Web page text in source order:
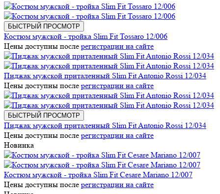
БЫСТРЫЙ ПРОСМОТР
Костюм мужской - тройка Slim Fit Tossaro 12/006
Цены доступны после регистрации на сайте
Пиджак мужской приталенный Slim Fit Antonio Rossi 12/034
Цены доступны после регистрации на сайте
БЫСТРЫЙ ПРОСМОТР
Пиджак мужской приталенный Slim Fit Antonio Rossi 12/034
Цены доступны после регистрации на сайте
Новинка
Костюм мужской - тройка Slim Fit Cesare Mariano 12/007
Цены доступны после регистрации на сайте